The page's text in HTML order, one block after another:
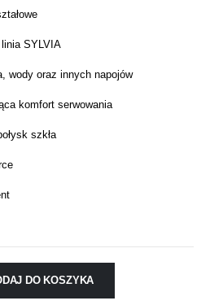
SYLVIA
wody oraz innych napojów
komfort serwowania
szkła
DO KOSZYKA